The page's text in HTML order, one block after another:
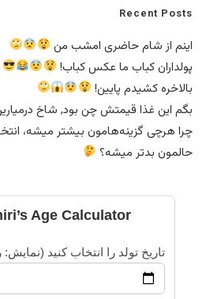
Recent Posts
اینم از شام حاضری امشب من
پولداران کباب ما عکس کباب!
بالاخره کشیدم پایین!
بگم این غذا قیمتش چن بود, شاخ
چرا هرچی گزینه‌هامون بیشتر میشه،
حالمون بدتر میشه؟
Age Calculator
تاریخ تولد را انتخاب کنید